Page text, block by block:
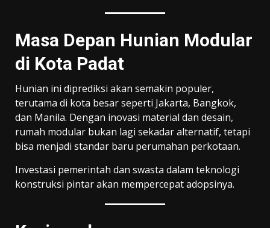
Masa Depan Hunian Modular
di Kota Padat
Hunian ini diprediksi akan semakin populer,
terutama di kota besar seperti Jakarta, Bangkok,
dan Manila. Dengan inovasi material dan desain,
rumah modular bukan lagi sekadar alternatif, tetapi
bisa menjadi standar baru perumahan perkotaan.
Investasi pemerintah dan swasta dalam teknologi
konstruksi pintar akan mempercepat adopsinya.